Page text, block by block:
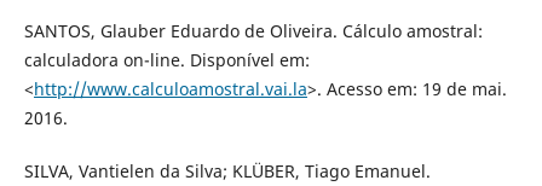
SANTOS, Glauber Eduardo de Oliveira. Cálculo amostral:
calculadora on-line. Disponível em:
<http://www.calculoamostral.vai.la>. Acesso em: 19 de mai.
2016.
SILVA, Vantielen da Silva; KLÜBER, Tiago Emanuel.